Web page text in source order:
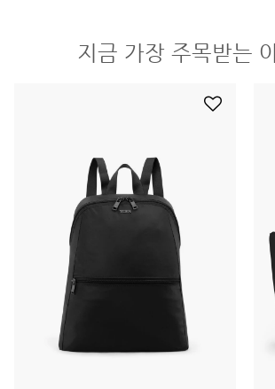
지금 가장 주목받는